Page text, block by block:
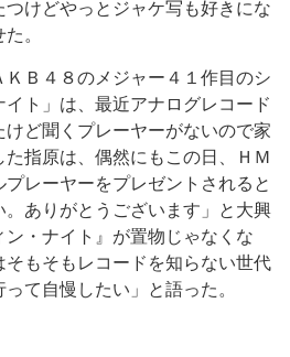
けどやっとジャケ写も好きにな
。
Ｂ４８のメジャー４１作目のシ
ト」は、最近アナログレコード
ど聞くプレーヤーがないので家
指原は、偶然にもこの日、ＨＭ
レーヤーをプレゼントされると
。ありがとうございます」と大興
・ナイト』が置物じゃなくな
そもそもレコードを知らない世代
て自慢したい」と語った。